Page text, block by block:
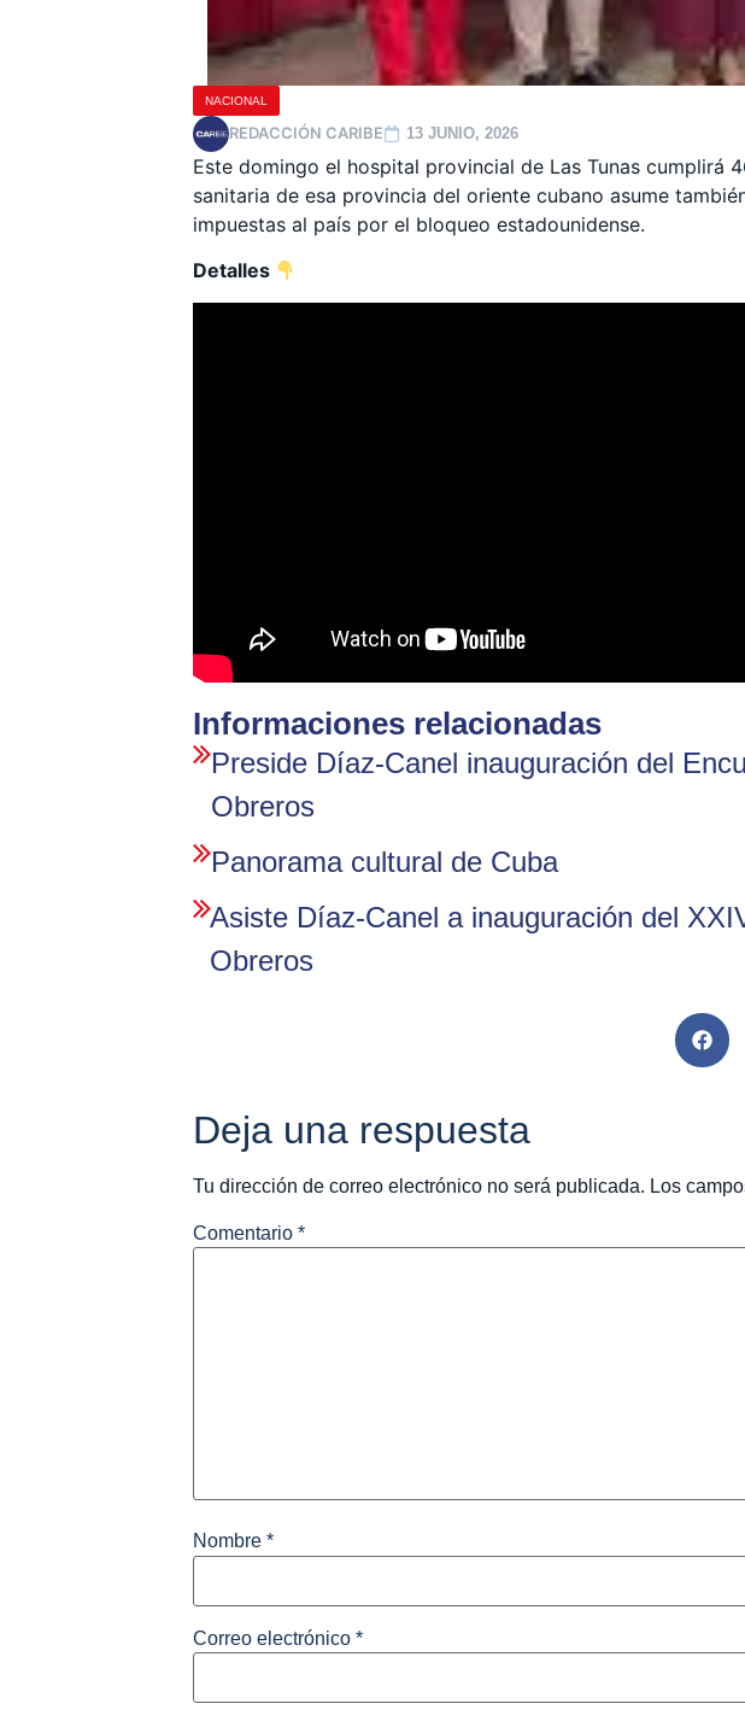
NACIONAL
REDACCIÓN CARIBE 13 JUNIO, 2026
Este domingo el hospital provincial de Las Tunas cumplirá
sanitaria de esa provincia del oriente cubano asume
impuestas al país por el bloqueo estadounidense.
Detalles
Informaciones relacionadas
Preside Díaz-Canel inauguración del
Obreros
Panorama cultural de Cuba
Asiste Díaz-Canel a inauguración del
Obreros
Deja una respuesta
Tu dirección de correo electrónico no será publicada. Los
Comentario *
Nombre *
Correo electrónico *